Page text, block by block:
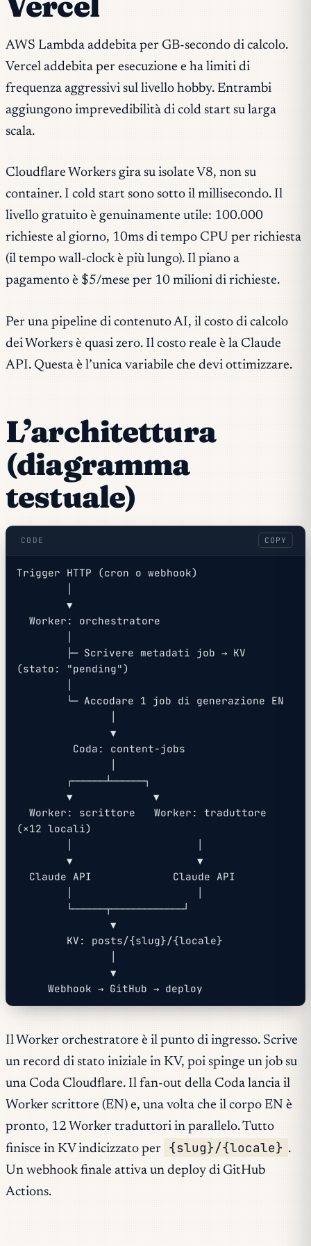
AWS Lambda addebita per GB-secondo di calcolo.
Vercel addebita per esecuzione e ha limiti di
frequenza aggressivi sul livello hobby. Entrambi
aggiungono imprevedibilità di cold start su larga
scala.
Cloudflare Workers gira su isolate V8, non su
container. I cold start sono sotto il millisecondo. Il
livello gratuito è genuinamente utile: 100.000
richieste al giorno, 10ms di tempo CPU per richiesta
(il tempo wall-clock è più lungo). Il piano a
pagamento è $5/mese per 10 milioni di richieste.
Per una pipeline di contenuto AI, il costo di calcolo
dei Workers è quasi zero. Il costo reale è la Claude
API. Questa è l’unica variabile che devi ottimizzare.
L’architettura
(diagramma
testuale)
CODE COPY
Trigger HTTP (cron o webhook)
        ▼
  Worker: orchestratore
(stato: "pending")
        └─ Accodare 1 job di generazione EN
               ▼
         Coda: content-jobs
        ┌──────┴──────┐
        ▼             ▼
  Worker: scrittore   Worker: traduttore
(×12 locali)
        ▼                    ▼
  Claude API             Claude API
        └──────┬─────────────┘
               ▼
        KV: posts/{slug}/{locale}
               ▼
     Webhook → GitHub → deploy
Il Worker orchestratore è il punto di ingresso. Scrive
un record di stato iniziale in KV, poi spinge un job su
una Coda Cloudflare. Il fan-out della Coda lancia il
Worker scrittore (EN) e, una volta che il corpo EN è
pronto, 12 Worker traduttori in parallelo. Tutto
finisce in KV indicizzato per
{slug}/{locale} .
Un webhook finale attiva un deploy di GitHub
Actions.